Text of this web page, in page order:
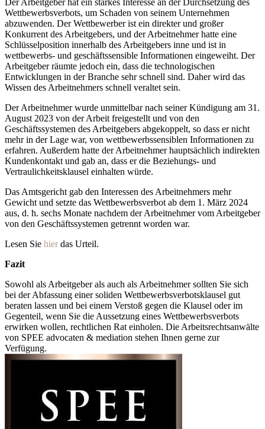
Der Arbeitgeber hat ein starkes Interesse an der Durchsetzung des
Wettbewerbsverbots, um Schaden von seinem Unternehmen
abzuwenden. Der Wettbewerber ist ein direkter und großer
Konkurrent des Arbeitgebers, und der Arbeitnehmer hatte eine
Schlüsselposition innerhalb des Arbeitgebers inne und ist in
wettbewerbs- und geschäftssensible Informationen eingeweiht. Der
Arbeitgeber räumte jedoch ein, dass die technologischen
Entwicklungen in der Branche sehr schnell sind. Daher wird das
Wissen des Arbeitnehmers schnell veraltet sein.
Der Arbeitnehmer wurde unmittelbar nach seiner Kündigung am 31.
August 2023 von der Arbeit freigestellt und von den
Geschäftssystemen des Arbeitgebers abgekoppelt, so dass er nicht
mehr in der Lage war, von wettbewerbssensiblen Informationen zu
erfahren. Außerdem hatte der Arbeitnehmer hauptsächlich indirekten
Kundenkontakt und gab an, dass er die Beziehungs- und
Vertraulichkeitsklausel einhalten würde.
Das Amtsgericht gab den Interessen des Arbeitnehmers mehr
Gewicht und setzte das Wettbewerbsverbot ab dem 1. März 2024
aus, d. h. sechs Monate nachdem der Arbeitnehmer vom Arbeitgeber
von den Geschäftssystemen getrennt worden war.
Lesen Sie hier das Urteil.
Fazit
Sowohl als Arbeitgeber als auch als Arbeitnehmer sollten Sie sich
bei der Abfassung einer soliden Wettbewerbsverbotsklausel gut
beraten lassen und bei einem Verstoß gegen die Klausel oder im
Gegenteil, wenn Sie die Aussetzung eines Wettbewerbsverbots
erwirken wollen, rechtlichen Rat einholen. Die Arbeitsrechtsanwälte
von SPEE advocaten & mediation stehen Ihnen gerne zur
Verfügung.